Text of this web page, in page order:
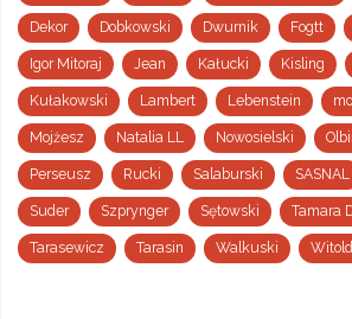
Dekor Dobkowski Dwurnik Fogtt
Igor Mitoraj Jean Kałucki Kisling
Kułakowski Lambert Lebenstein
Mojżesz Natalia LL Nowosielski
Perseusz Rucki Salaburski SASNAL
Suder Szprynger Sętowski Tamara
Tarasewicz Tarasin Walkuski